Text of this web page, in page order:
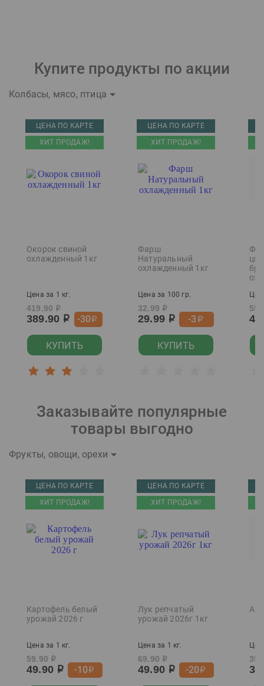
Купите продукты по акции
Колбасы, мясо, птица
ЦЕНА ПО КАРТЕ
ХИТ ПРОДАЖ!
Окорок свиной
охлажденный 1кг
Цена за 1 кг.
419.90 р
389.90 р -30р
КУПИТЬ
ЦЕНА ПО КАРТЕ
ХИТ ПРОДАЖ!
Фарш
Натуральный
охлажденный 1кг
Цена за 100 гр.
32.99 р
29.99 р -3р
КУПИТЬ
Заказывайте популярные
товары выгодно
Фрукты, овощи, орехи
ЦЕНА ПО КАРТЕ
ХИТ ПРОДАЖ!
Картофель белый
урожай 2026 г
Цена за 1 кг.
59.90 р
49.90 р -10р
ЦЕНА ПО КАРТЕ
ХИТ ПРОДАЖ!
Лук репчатый
урожай 2026г 1кг
Цена за 1 кг.
69.90 р
49.90 р -20р